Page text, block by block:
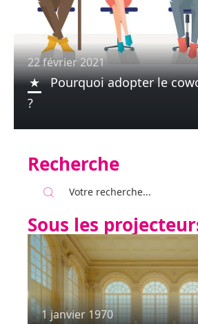
22 février 2021
Pourquoi adopter le
?
Recherche
Sous les
1 janvier 1970